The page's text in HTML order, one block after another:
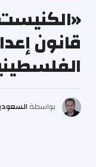
قانون
بواسطة